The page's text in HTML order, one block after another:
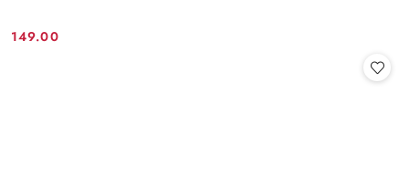
Cena:
149.00